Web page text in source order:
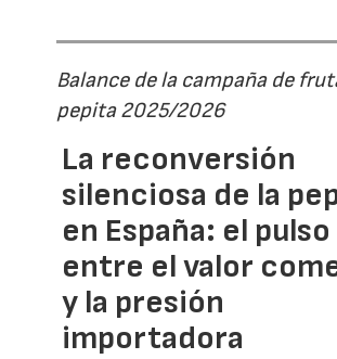
Balance de la campaña de
pepita 2025/2026
La reconversión
silenciosa de la
en España: el pulso
entre el valor
y la presión
importadora